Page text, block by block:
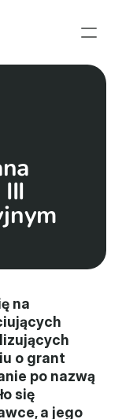
na
o grant
po nazwą
się
a jego